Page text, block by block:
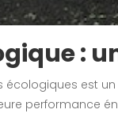
:
est
performance